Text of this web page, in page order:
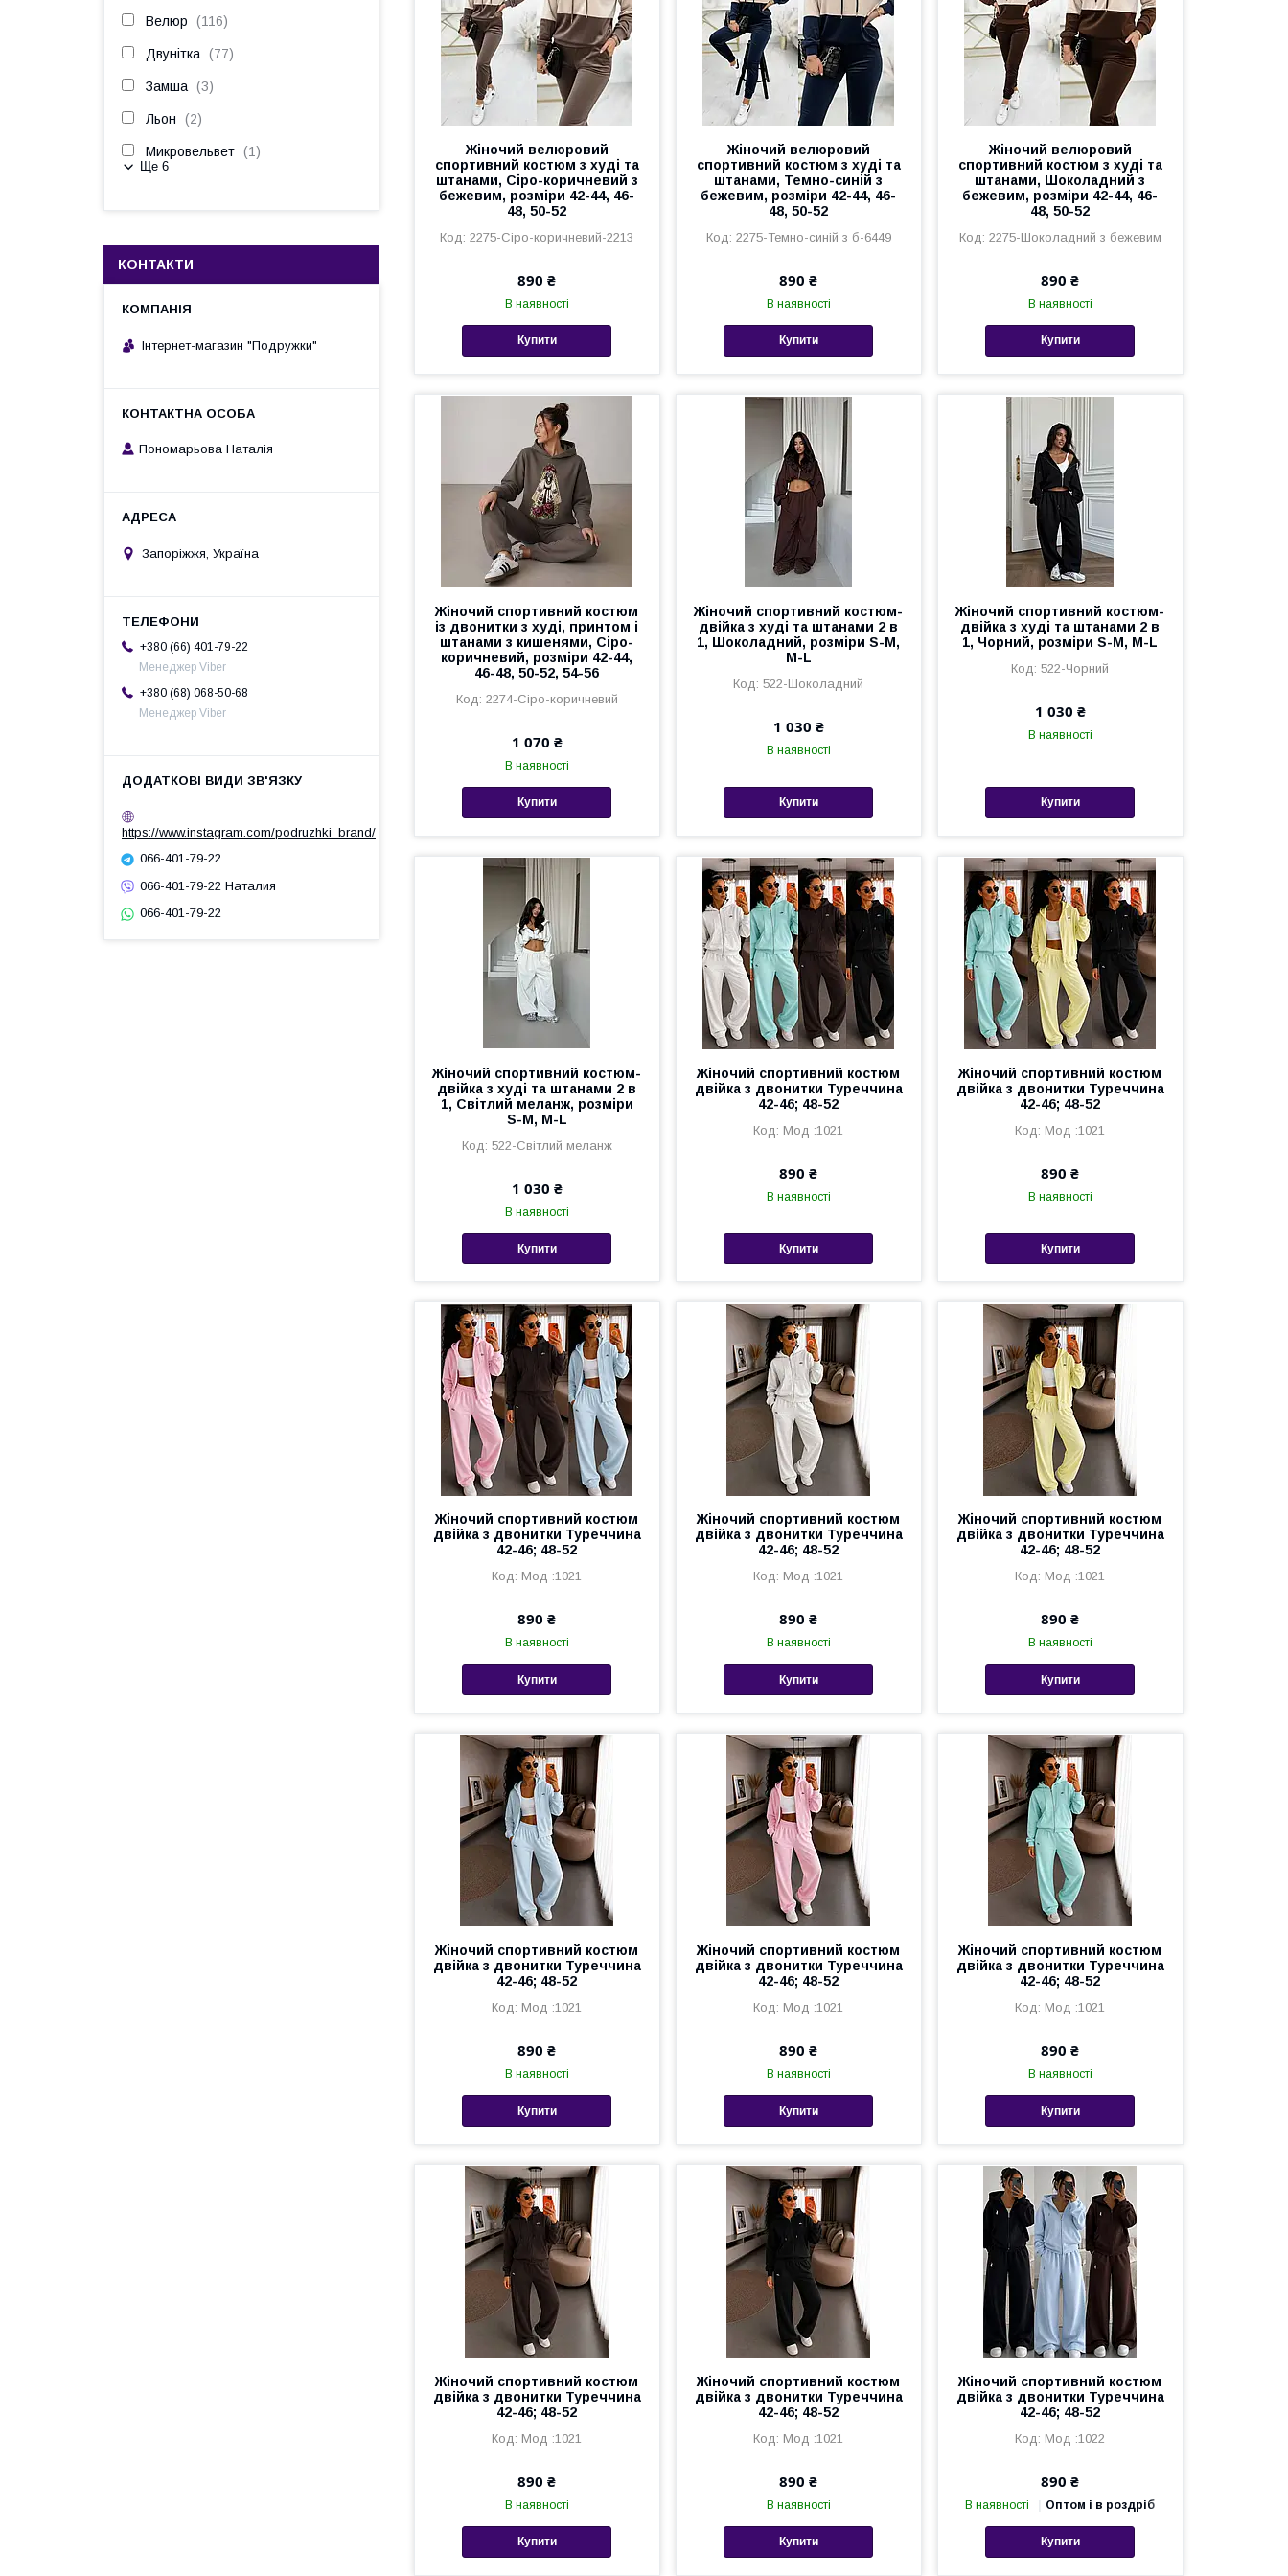
Жіночий велюровий
спортивний костюм з худі та
штанами, Сіро-коричневий з
бежевим, розміри 42-44, 46-
48, 50-52
2275-Сіро-коричневий-2213
890 ₴
В наявності
Купити
Жіночий велюровий
спортивний костюм з худі та
штанами, Темно-синій з
бежевим, розміри 42-44, 46-
48, 50-52
2275-Темно-синій з б-6449
890 ₴
В наявності
Купити
Жіночий велюровий
спортивний костюм з худі та
штанами, Шоколадний з
бежевим, розміри 42-44, 46-
48, 50-52
2275-Шоколадний з бежевим
890 ₴
В наявності
Купити
Жіночий спортивний костюм
із двонитки з худі, принтом і
штанами з кишенями, Сіро-
коричневий, розміри 42-44,
46-48, 50-52, 54-56
2274-Сіро-коричневий
1 070 ₴
В наявності
Купити
Жіночий спортивний костюм-
двійка з худі та штанами 2 в
1, Шоколадний, розміри S-M,
M-L
522-Шоколадний
1 030 ₴
В наявності
Купити
Жіночий спортивний костюм-
двійка з худі та штанами 2 в
1, Чорний, розміри S-M, M-L
522-Чорний
1 030 ₴
В наявності
Купити
Жіночий спортивний костюм-
двійка з худі та штанами 2 в
1, Світлий меланж, розміри
S-M, M-L
522-Світлий меланж
1 030 ₴
В наявності
Купити
Жіночий спортивний костюм
двійка з двонитки Туреччина
42-46; 48-52
Мод :1021
890 ₴
В наявності
Купити
Жіночий спортивний костюм
двійка з двонитки Туреччина
42-46; 48-52
Мод :1021
890 ₴
В наявності
Купити
Жіночий спортивний костюм
двійка з двонитки Туреччина
42-46; 48-52
Мод :1021
890 ₴
В наявності
Купити
Жіночий спортивний костюм
двійка з двонитки Туреччина
42-46; 48-52
Мод :1021
890 ₴
В наявності
Купити
Жіночий спортивний костюм
двійка з двонитки Туреччина
42-46; 48-52
Мод :1021
890 ₴
В наявності
Купити
Жіночий спортивний костюм
двійка з двонитки Туреччина
42-46; 48-52
Мод :1021
890 ₴
В наявності
Купити
Жіночий спортивний костюм
двійка з двонитки Туреччина
42-46; 48-52
Мод :1021
890 ₴
В наявності
Купити
Жіночий спортивний костюм
двійка з двонитки Туреччина
42-46; 48-52
Мод :1021
890 ₴
В наявності
Купити
Жіночий спортивний костюм
двійка з двонитки Туреччина
42-46; 48-52
Мод :1021
890 ₴
В наявності
Купити
Жіночий спортивний костюм
двійка з двонитки Туреччина
42-46; 48-52
Мод :1021
890 ₴
В наявності
Купити
Жіночий спортивний костюм
двійка з двонитки Туреччина
42-46; 48-52
Мод :1022
890 ₴
В наявності Оптом і в роздріб
Купити
Велюр 116
Двунітка 77
Замша 3
Льон 2
Микровельвет 1
Ще 6
КОНТАКТИ
Інтернет-магазин "Подружки"
Пономарьова Наталія
Запоріжжя, Україна
+380 (66) 401-79-22
Менеджер Viber
+380 (68) 068-50-68
Менеджер Viber
https://www.instagram.com/podruzhki_brand/
066-401-79-22
066-401-79-22 Наталия
066-401-79-22